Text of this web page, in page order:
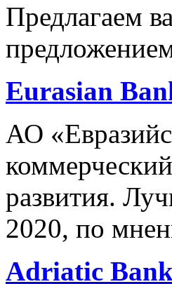
Предлагаем
Eurasian
АО
развития.
2020, по
Adriatic